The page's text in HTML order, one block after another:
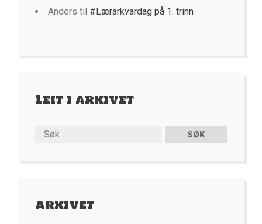
Anders til #Lærarkvardag på 1. trinn
Leit i arkivet
Arkivet